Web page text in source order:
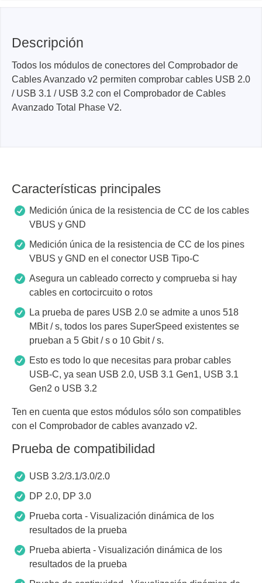
Descripción
Todos los módulos de conectores del Comprobador de
Cables Avanzado v2 permiten comprobar cables USB 2.0
/ USB 3.1 / USB 3.2 con el Comprobador de Cables
Avanzado Total Phase V2.
Características principales
Medición única de la resistencia de CC de los cables
VBUS y GND
Medición única de la resistencia de CC de los pines
VBUS y GND en el conector USB Tipo-C
Asegura un cableado correcto y comprueba si hay
cables en cortocircuito o rotos
La prueba de pares USB 2.0 se admite a unos 518
MBit / s, todos los pares SuperSpeed existentes se
prueban a 5 Gbit / s o 10 Gbit / s.
Esto es todo lo que necesitas para probar cables
USB-C, ya sean USB 2.0, USB 3.1 Gen1, USB 3.1
Gen2 o USB 3.2
Ten en cuenta que estos módulos sólo son compatibles
con el Comprobador de cables avanzado v2.
Prueba de compatibilidad
USB 3.2/3.1/3.0/2.0
DP 2.0, DP 3.0
Prueba corta - Visualización dinámica de los
resultados de la prueba
Prueba abierta - Visualización dinámica de los
resultados de la prueba